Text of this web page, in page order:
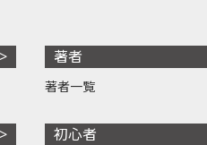
著者
著者一覧
初心者